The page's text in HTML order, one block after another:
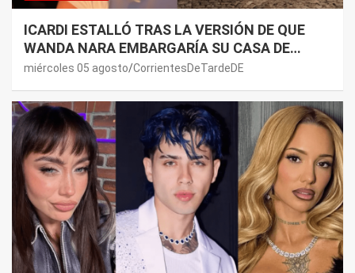
ICARDI ESTALLÓ TRAS LA VERSIÓN DE QUE
WANDA NARA EMBARGARÍA SU CASA DE
NORDELTA: “NECESITAN RASCAR DE ALGÚN
miércoles 05 agosto CorrientesDeTardeDE